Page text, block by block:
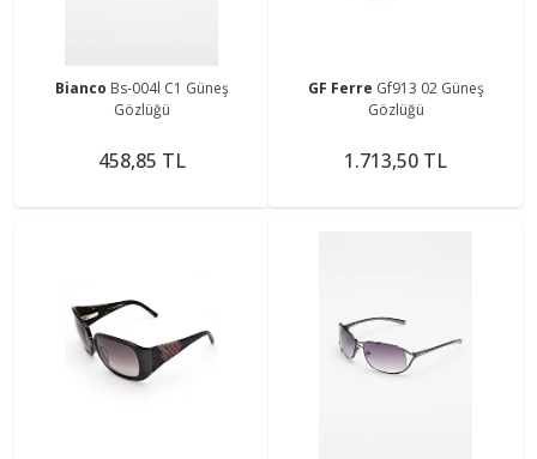
Bianco Bs-004l C1 Güneş
Gözlüğü
458,85 TL
GF Ferre Gf913 02 Güneş
Gözlüğü
1.713,50 TL